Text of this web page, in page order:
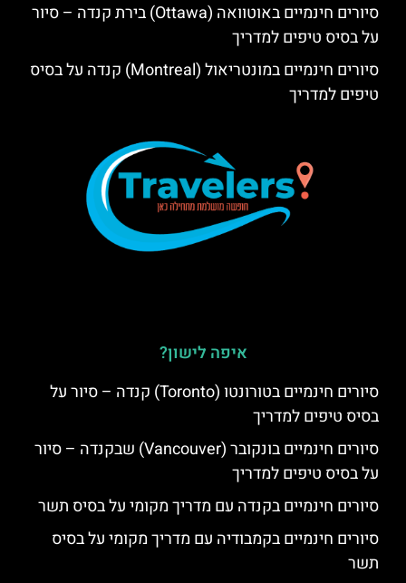
סיורים חינמיים באוטוואה (Ottawa) בירת קנדה – סיור
על בסיס טיפים למדריך
סיורים חינמיים במונטריאול (Montreal) קנדה על בסיס
טיפים למדריך
איפה לישון?
סיורים חינמיים בטורונטו (Toronto) קנדה – סיור על
בסיס טיפים למדריך
סיורים חינמיים בונקובר (Vancouver) שבקנדה – סיור
על בסיס טיפים למדריך
סיורים חינמיים בקנדה עם מדריך מקומי על בסיס תשר
סיורים חינמיים בקמבודיה עם מדריך מקומי על בסיס
תשר